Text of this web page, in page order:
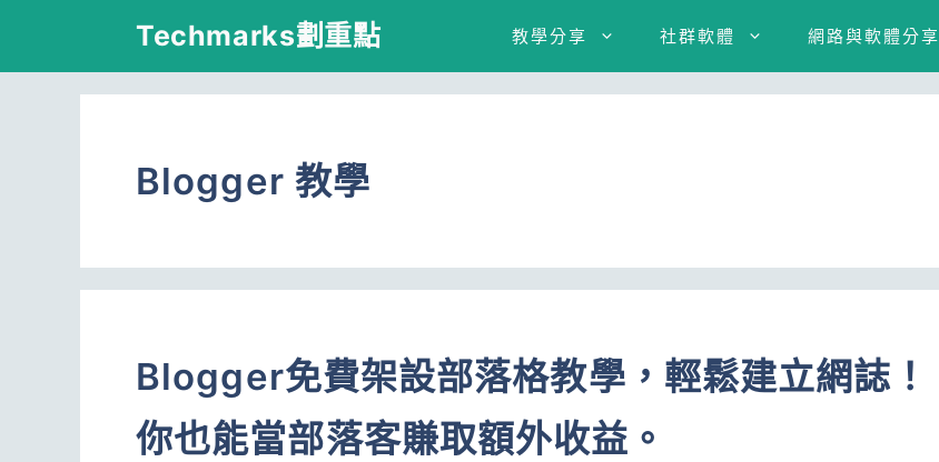
Techmarks劃重點 教學分享 社群軟體 網路與軟體分享
Blogger 教學
Blogger免費架設部落格教學，輕鬆建立網誌！
你也能當部落客賺取額外收益。